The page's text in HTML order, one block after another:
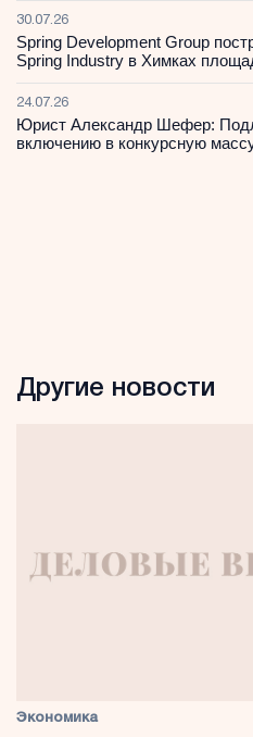
30.07.26
Spring Development Group
Spring Industry в Химках
24.07.26
Юрист Александр Шефер:
включению в конкурсную
Другие новости
Экономика